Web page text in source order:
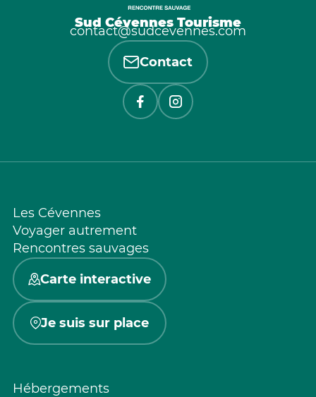
Sud Cévennes Tourisme
contact@sudcevennes.com
Contact
Les Cévennes
Voyager autrement
Rencontres sauvages
Carte interactive
Je suis sur place
Hébergements